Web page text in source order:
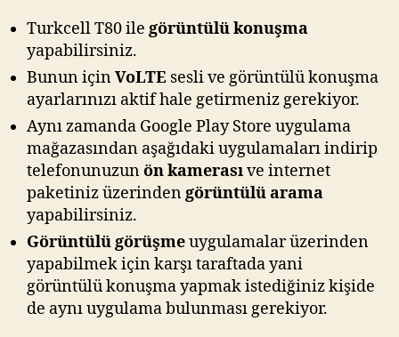
Turkcell T80 ile görüntülü konuşma
yapabilirsiniz.
Bunun içinVoLTE sesli ve görüntülü konuşma
ayarlarınızı aktif hale getirmeniz gerekiyor.
Aynı zamanda Google Play Store uygulama
mağazasından aşağıdaki uygulamaları indirip
telefonunuzunön kamerasıve internet
paketiniz üzerindengörüntülü arama
yapabilirsiniz.
Görüntülü görüşmeuygulamalar üzerinden
yapabilmek için karşı taraftada yani
görüntülü konuşma yapmak istediğiniz kişide
de aynı uygulama bulunması gerekiyor.